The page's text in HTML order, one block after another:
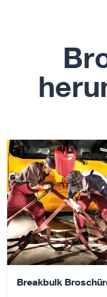
Download
Breakbulk